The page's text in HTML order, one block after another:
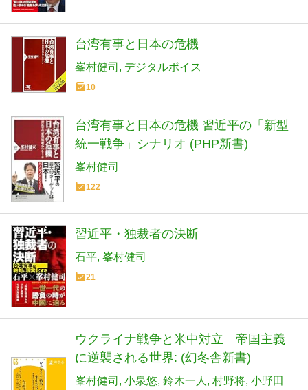
台湾有事と日本の危機
峯村健司 デジタルボイス
10
台湾有事と日本の危機 習近平の「新型
統一戦争」シナリオ (PHP新書)
峯村健司
122
習近平・独裁者の決断
石平 峯村健司
21
ウクライナ戦争と米中対立 帝国主義
に逆襲される世界: (幻冬舎新書)
峯村健司 小泉悠 鈴木一人 村野将 小野田